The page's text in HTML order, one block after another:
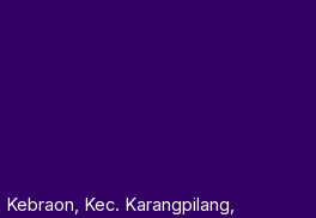
Kec. Karangpilang,